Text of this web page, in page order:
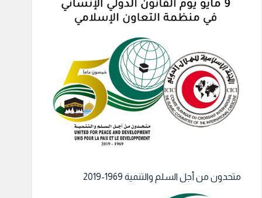
متحدون من أجل السلم والتنمية 1969-2019